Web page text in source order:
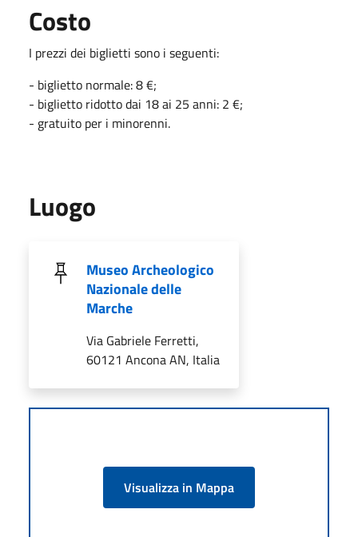
Costo
I prezzi dei biglietti sono i seguenti:
- biglietto normale: 8 €;
- biglietto ridotto dai 18 ai 25 anni: 2 €;
- gratuito per i minorenni.
Luogo
Museo Archeologico
Nazionale delle
Marche
Via Gabriele Ferretti,
60121 Ancona AN, Italia
Visualizza in Mappa